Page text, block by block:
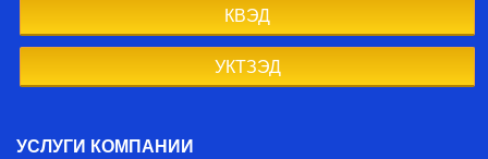
КВЭД
УКТЗЭД
УСЛУГИ КОМПАНИИ